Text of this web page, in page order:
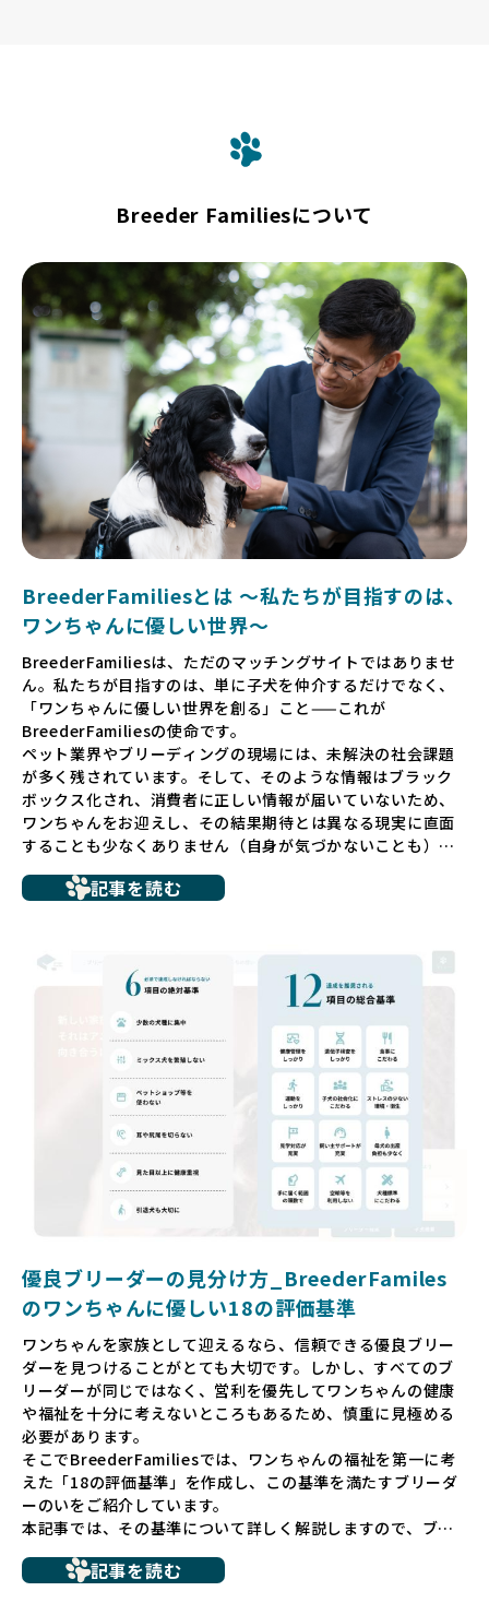
Breeder Familiesについて
BreederFamiliesとは 〜私たちが目指すのは、
ワンちゃんに優しい世界〜
BreederFamiliesは、ただのマッチングサイトではありませ
ん。私たちが目指すのは、単に子犬を仲介するだけでなく、
「ワンちゃんに優しい世界を創る」こと——これが
BreederFamiliesの使命です。
ペット業界やブリーディングの現場には、未解決の社会課題
が多く残されています。そして、そのような情報はブラック
ボックス化され、消費者に正しい情報が届いていないため、
ワンちゃんをお迎えし、その結果期待とは異なる現実に直面
することも少なくありません（自身が気づかないことも）。
ち、健康面や社会性に問題を抱えていたり、またブリーダー
いるというケースもあります。こうした問題は、消費者にと
っても大きな負担であり、ワンちゃん自身にとっても非常に
だからこそ、私たちは正しい情報と安心して選べる場所を提
供すべきだと考えています。BreederFamiliesでは、ワンち
ゃんを家族のように愛する「優良ブリーダー」のみを独自の
厳しい基準で厳選し、その評価基準や評価結果をオープンに
しています。これにより、消費者の皆様が安心して子犬やブ
リーダーを選べる環境を整えています。
そして、消費者の皆様が正しい情報をもとに優良ブリーダー
を求めることで、ワンちゃんを家族のように愛する優良ブリ
ーダーが増え、営利優先の「悪徳ブリーダー」が自然と淘汰
される社会を目指しています。目の前の子犬だけでなく、親
ゃんに優しい世界を築いていきたいと考えています。
長するための環境が十分に整っていない場合が多く、販売ま
での間に過密な環境や長距離移動のストレスを受けることが
少なくありません。このような環境は、健康リスクや社会性
の問題につながりやすく、ワンちゃんにとっても望ましいと
は言えません。
こうした背景から、BreederFamiliesはペットショップを介
さない直接販売を採用するとともに、ペットオークションや
ペットショップを利用するブリーダーの掲載も行ってしませ
ん。
ペットショップを避けた方がいい理由の詳細はこちら
記事を読む
優良ブリーダーの見分け方_BreederFamiles
のワンちゃんに優しい18の評価基準
ワンちゃんを家族として迎えるなら、信頼できる優良ブリー
ダーを見つけることがとても大切です。しかし、すべてのブ
リーダーが同じではなく、営利を優先してワンちゃんの健康
や福祉を十分に考えないところもあるため、慎重に見極める
必要があります。
そこでBreederFamiliesでは、ワンちゃんの福祉を第一に考
えた「18の評価基準」を作成し、この基準を満たすブリーダ
ーのいをご紹介しています。
本記事では、その基準について詳しく解説しますので、ブリ
記事を読む